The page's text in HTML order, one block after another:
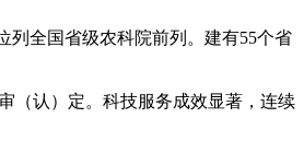
列全国省级农科院前列。建有55个省
（认）定。科技服务成效显著，连续